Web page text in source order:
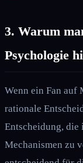
3. Warum
Psychologie
Wenn ein Fan
rationale
Entscheidung,
Mechanismen zu